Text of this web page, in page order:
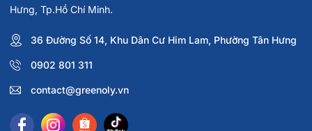
Hưng, Tp.Hồ Chí Minh.
36 Đường Số 14, Khu Dân Cư Him Lam, Phường Tân Hưng
0902 801 311
contact@greenoly.vn